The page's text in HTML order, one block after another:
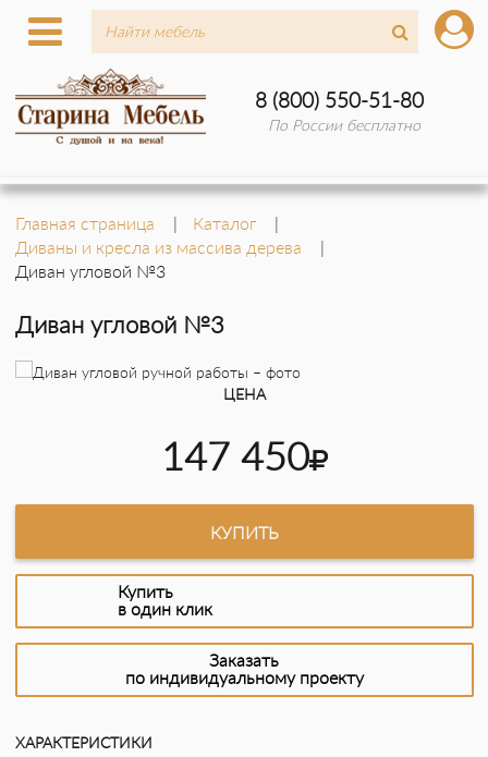
8 (800) 550-51-80
По России бесплатно
Главная страница
Каталог
Диваны и кресла из массива дерева
Диван угловой №3
Диван угловой №3
ЦЕНА
147 450
КУПИТЬ
Купить
в один клик
Заказать
по индивидуальному проекту
ХАРАКТЕРИСТИКИ